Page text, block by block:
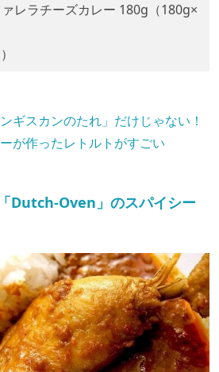
レラチーズカレー 180g（180g×
ンギスカンのたれ」だけじゃない！
が作ったレトルトがすごい
Dutch-Oven」のスパイシー